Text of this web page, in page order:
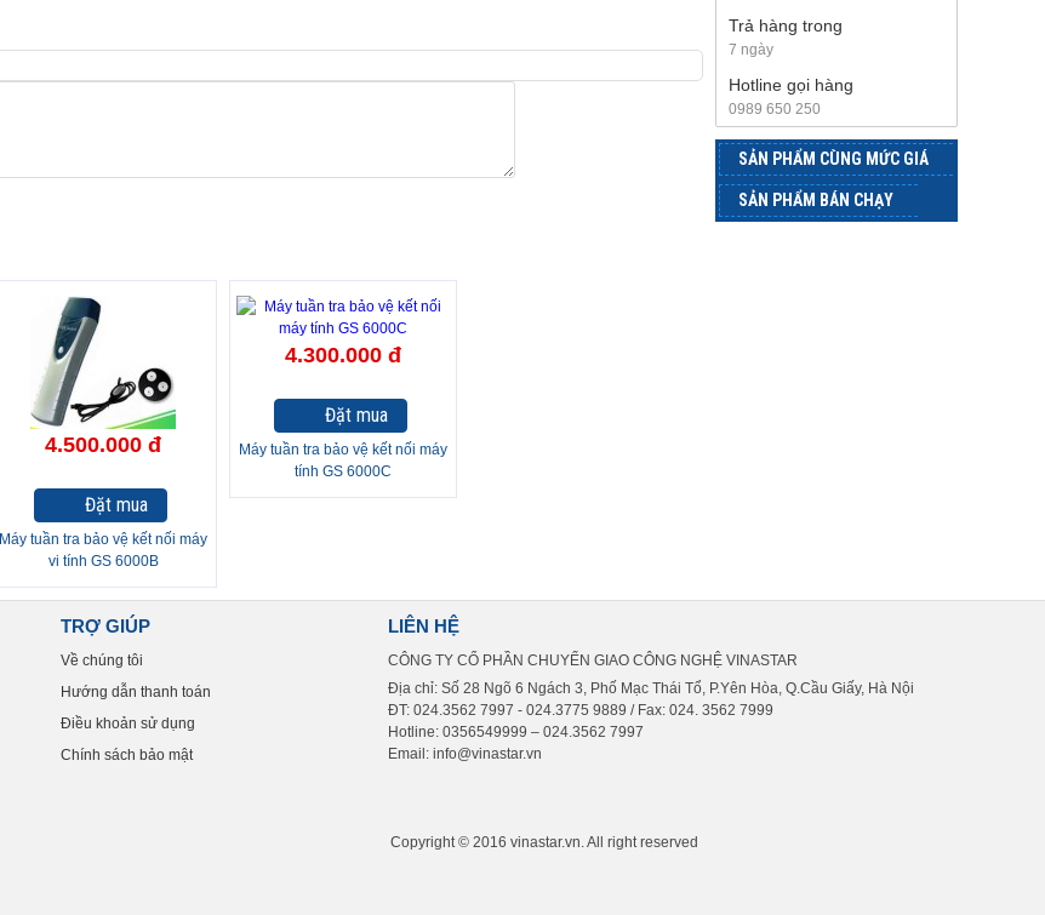
4.500.000 đ
Đặt mua
Máy tuần tra bảo vệ kết nối máy
vi tính GS 6000B
4.300.000 đ
Đặt mua
Máy tuần tra bảo vệ kết nối máy
tính GS 6000C
Trả hàng trong
7 ngày
Hotline gọi hàng
0989 650 250
SẢN PHẨM CÙNG MỨC GIÁ
SẢN PHẨM BÁN CHẠY
TRỢ GIÚP
Về chúng tôi
Hướng dẫn thanh toán
Điều khoản sử dụng
Chính sách bảo mật
LIÊN HỆ
CÔNG TY CỔ PHẦN CHUYỂN GIAO CÔNG NGHỆ VINASTAR
Địa chỉ: Số 28 Ngõ 6 Ngách 3, Phố Mạc Thái Tổ, P.Yên Hòa, Q.Cầu Giấy, Hà Nội
ĐT: 024.3562 7997 - 024.3775 9889 / Fax: 024. 3562 7999
Hotline: 0356549999 – 024.3562 7997
Email: info@vinastar.vn
Copyright © 2016 vinastar.vn. All right reserved